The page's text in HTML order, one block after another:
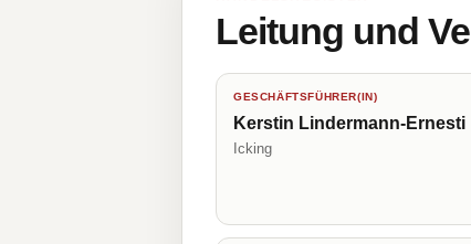
Leitung und
GESCHÄFTSFÜHRER(IN)
Kerstin Lindermann-Ernesti
Icking